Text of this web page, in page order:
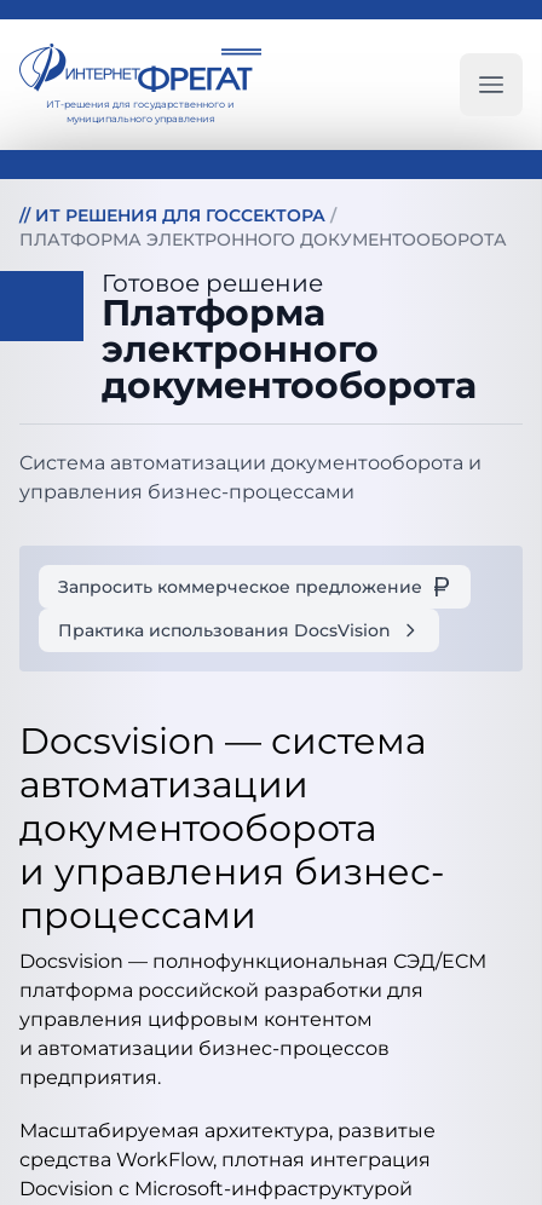
ИТ-решения для государственного и
муниципального управления
// ИТ РЕШЕНИЯ ДЛЯ ГОССЕКТОРА /
ПЛАТФОРМА ЭЛЕКТРОННОГО ДОКУМЕНТООБОРОТА
Готовое решение
Платформа
электронного
документооборота
Cистема автоматизации документооборота и
управления бизнес-процессами
Запросить коммерческое предложение
Практика использования DocsVision
Docsvision — система
автоматизации
документооборота
и управления бизнес-
процессами
Docsvision — полнофункциональная СЭД/ECM
платформа российской разработки для
управления цифровым контентом
и автоматизации бизнес-процессов
предприятия.
Масштабируемая архитектура, развитые
средства WorkFlow, плотная интеграция
Docvision с Microsoft-инфраструктурой